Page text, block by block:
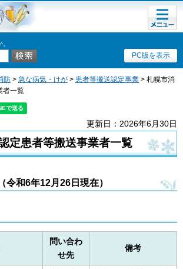
PC版を表示
メニュ
ー
防 > 急な病気・けが > 患者等搬送認定事業 > 札幌市消
者一覧
更新日：2026年6月30日
定患者等搬送事業者一覧
令和6年12月26日現在）
問い合わ
せ先
備考